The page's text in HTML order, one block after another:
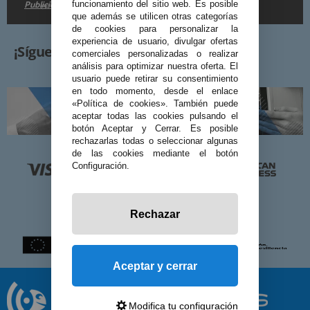
en la
Publicidad
¡Síguenos!
funcionamiento del sitio web. Es posible
que además se utilicen otras categorías
de cookies para personalizar la
experiencia de usuario, divulgar ofertas
comerciales personalizadas o realizar
análisis para optimizar nuestra oferta. El
usuario puede retirar su consentimiento
en todo momento, desde el enlace
«Política de cookies». También puede
aceptar todas las cookies pulsando el
botón Aceptar y Cerrar. Es posible
rechazarlas todas o seleccionar algunas
de las cookies mediante el botón
Configuración.
Rechazar
Aceptar y cerrar
Modifica tu configuración